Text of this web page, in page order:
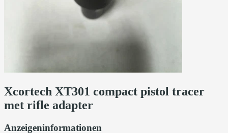
Xcortech XT301 compact pistol tracer
met rifle adapter
Anzeigeninformationen